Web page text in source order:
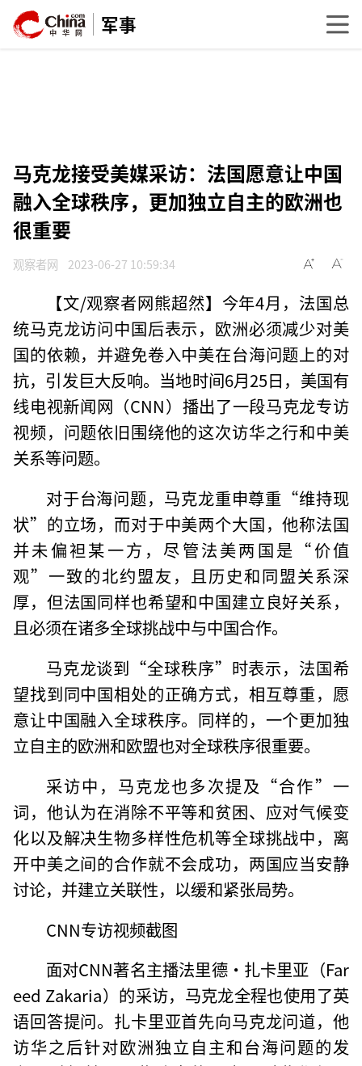
军事
马克龙接受美媒采访：法国愿意让中国
融入全球秩序，更加独立自主的欧洲也
很重要
观察者网 2023-06-27 10:59:34
【文/观察者网熊超然】今年4月，法国总
统马克龙访问中国后表示，欧洲必须减少对美
国的依赖，并避免卷入中美在台海问题上的对
抗，引发巨大反响。当地时间6月25日，美国有
线电视新闻网（CNN）播出了一段马克龙专访
视频，问题依旧围绕他的这次访华之行和中美
关系等问题。
对于台海问题，马克龙重申尊重“维持现
状”的立场，而对于中美两个大国，他称法国
并未偏袒某一方，尽管法美两国是“价值
观”一致的北约盟友，且历史和同盟关系深
厚，但法国同样也希望和中国建立良好关系，
且必须在诸多全球挑战中与中国合作。
马克龙谈到“全球秩序”时表示，法国希
望找到同中国相处的正确方式，相互尊重，愿
意让中国融入全球秩序。同样的，一个更加独
立自主的欧洲和欧盟也对全球秩序很重要。
采访中，马克龙也多次提及“合作”一
词，他认为在消除不平等和贫困、应对气候变
化以及解决生物多样性危机等全球挑战中，离
开中美之间的合作就不会成功，两国应当安静
讨论，并建立关联性，以缓和紧张局势。
CNN专访视频截图
面对CNN著名主播法里德·扎卡里亚（Far
eed Zakaria）的采访，马克龙全程也使用了英
语回答提问。扎卡里亚首先向马克龙问道，他
访华之后针对欧洲独立自主和台海问题的发